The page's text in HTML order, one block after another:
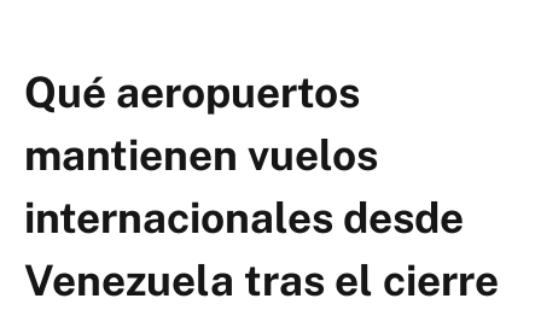
Qué aeropuertos
mantienen vuelos
internacionales desde
Venezuela tras el cierre